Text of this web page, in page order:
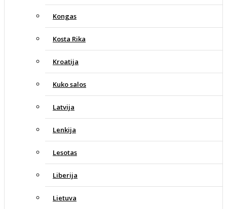
Kongas
Kosta Rika
Kroatija
Kuko salos
Latvija
Lenkija
Lesotas
Liberija
Lietuva